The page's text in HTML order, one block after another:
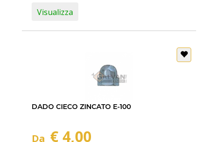
Visualizza
DADO CIECO ZINCATO E-100
Da € 4,00